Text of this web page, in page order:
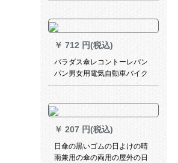
￥ 712 円(税込)
パラダス傘レコントーレパン
パン男女用電気自動車バイク
レースレース2 A特蔵青XLコ
￥ 207 円(税込)
日傘の黒いゴムの日よけの晴
雨兼用の傘の両用の屋外の日